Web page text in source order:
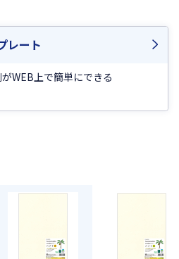
レート
WEB上で簡単にできる